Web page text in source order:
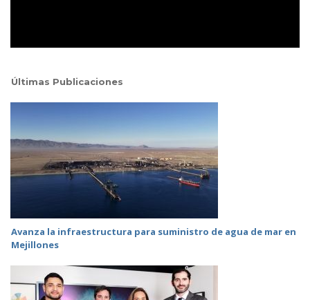
Últimas Publicaciones
Avanza la infraestructura para suministro de agua de mar en
Mejillones